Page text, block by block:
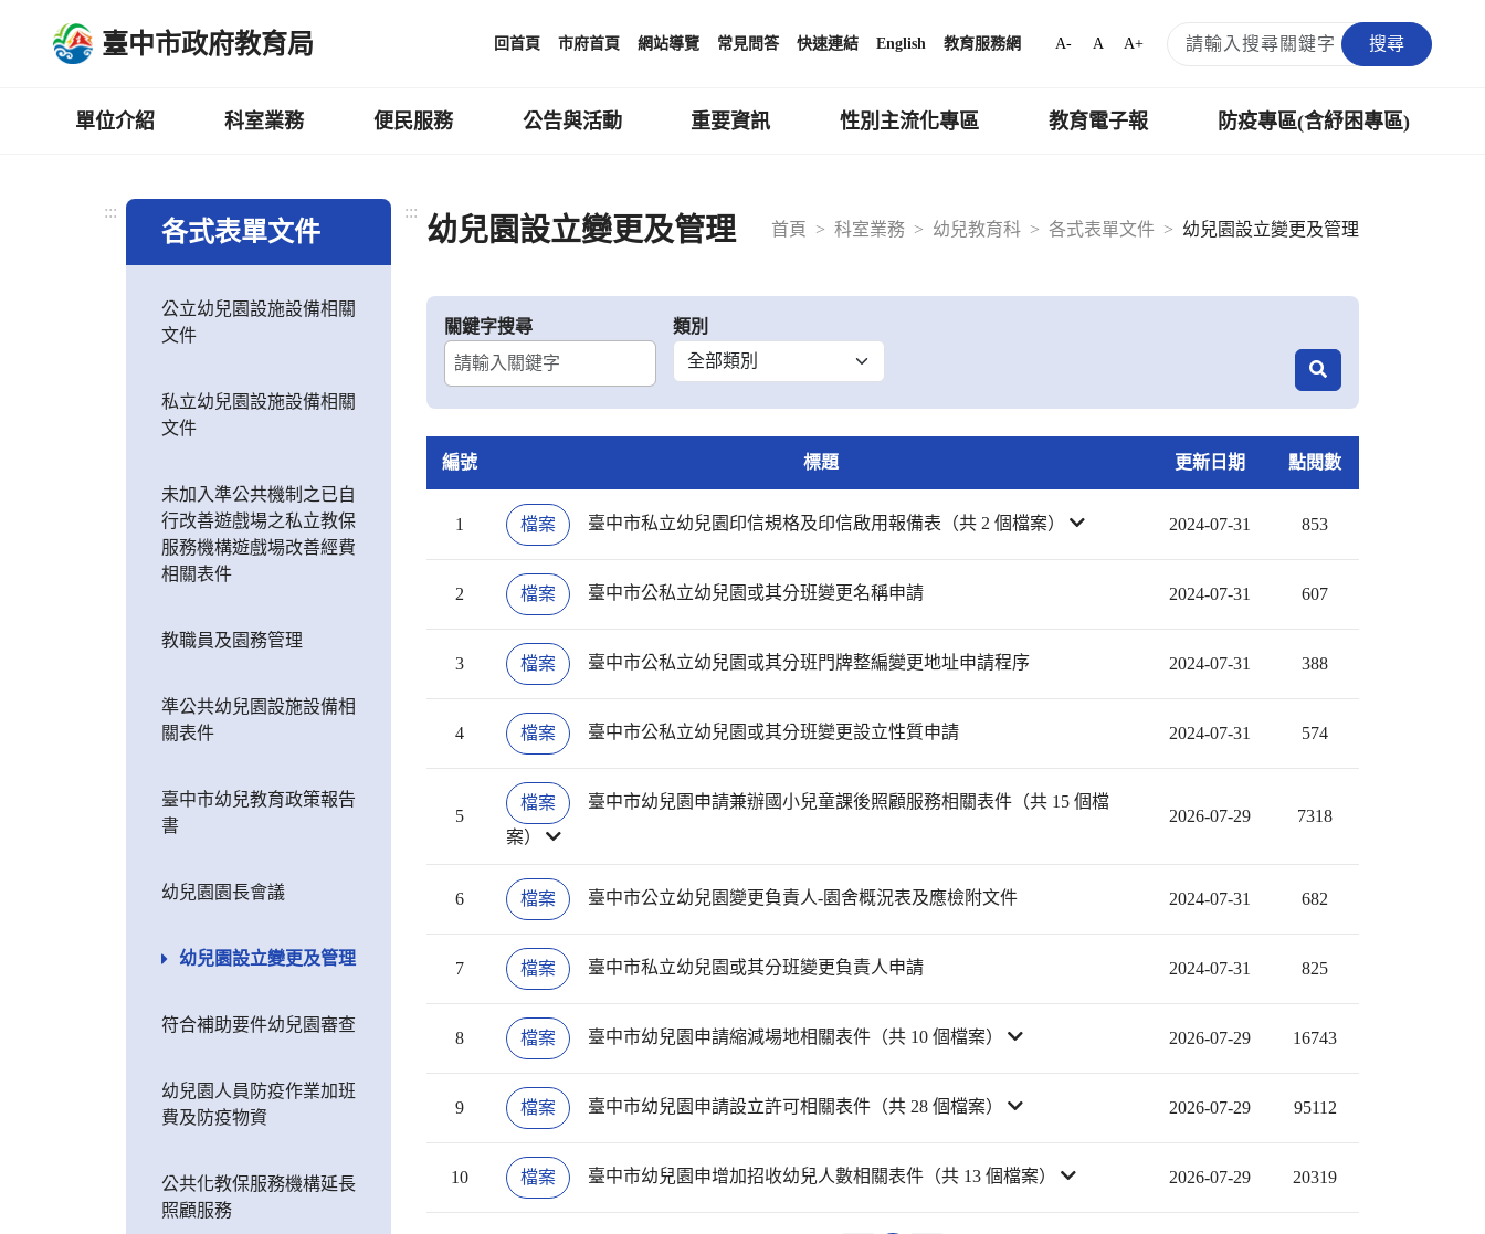
臺中市政府教育局 回首頁 市府首頁 網站導覽 常見問答 快速連結 English 教育服務網 A- A A+ 搜尋
單位介紹 科室業務 便民服務 公告與活動 重要資訊 性別主流化專區 教育電子報 防疫專區(含紓困專區)
:::
各式表單文件
公立幼兒園設施設備相關
文件
私立幼兒園設施設備相關
文件
未加入準公共機制之已自
行改善遊戲場之私立教保
服務機構遊戲場改善經費
相關表件
教職員及園務管理
準公共幼兒園設施設備相
關表件
臺中市幼兒教育政策報告
書
幼兒園園長會議
幼兒園設立變更及管理
符合補助要件幼兒園審查
幼兒園人員防疫作業加班
費及防疫物資
公共化教保服務機構延長
照顧服務
:::
首頁
科室業務 幼兒教育科 各式表單文件 幼兒園設立變更及管理
幼兒園設立變更及管理
關鍵字搜尋 類別
編號 標題 更新日期 點閱數
1 檔案 臺中市私立幼兒園印信規格及印信啟用報備表（共 2 個檔案） 2024-07-31 853
2 檔案 臺中市公私立幼兒園或其分班變更名稱申請 2024-07-31 607
3 檔案 臺中市公私立幼兒園或其分班門牌整編變更地址申請程序 2024-07-31 388
4 檔案 臺中市公私立幼兒園或其分班變更設立性質申請 2024-07-31 574
5
檔案
臺中市幼兒園申請兼辦國小兒童課後照顧服務相關表件（共 15 個檔
案）
2026-07-29 7318
6 檔案 臺中市公立幼兒園變更負責人-園舍概況表及應檢附文件 2024-07-31 682
7 檔案 臺中市私立幼兒園或其分班變更負責人申請 2024-07-31 825
8 檔案 臺中市幼兒園申請縮減場地相關表件（共 10 個檔案） 2026-07-29 16743
9 檔案 臺中市幼兒園申請設立許可相關表件（共 28 個檔案） 2026-07-29 95112
10 檔案 臺中市幼兒園申增加招收幼兒人數相關表件（共 13 個檔案） 2026-07-29 20319